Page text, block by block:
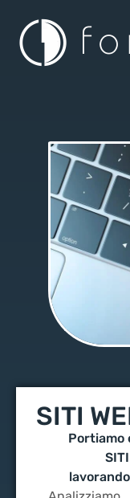
SITI
Portiamo